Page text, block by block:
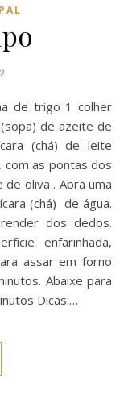
de azeite de
(chá) de leite
as pontas dos
oliva . Abra uma
(chá) de água.
dos dedos.
enfarinhada,
assar em forno
Abaixe para
Dicas:…